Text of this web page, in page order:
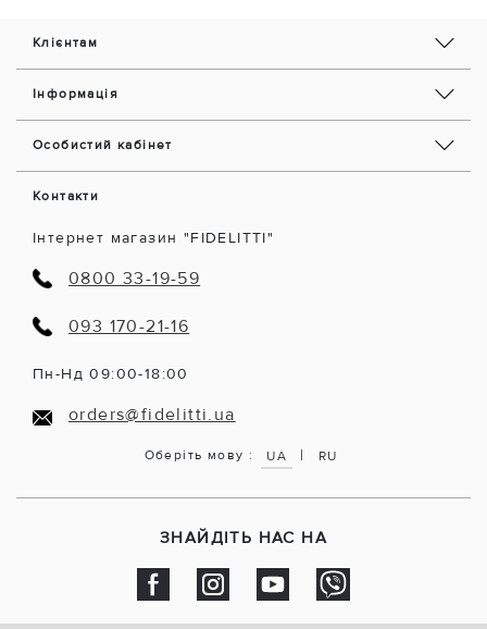
Клієнтам
Інформація
Особистий кабінет
Контакти
Інтернет магазин "FIDELITTI"
0800 33-19-59
093 170-21-16
Пн-Нд 09:00-18:00
orders@fidelitti.ua
Оберіть мову : UA | RU
ЗНАЙДІТЬ НАС НА